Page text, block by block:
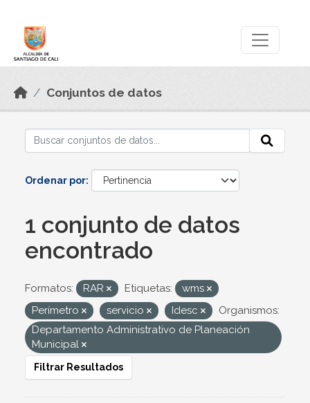
Conjuntos de datos
Ordenar por
1 conjunto de datos
encontrado
Formatos: RAR Etiquetas:
wms
Perímetro
servicio Idesc
Organismos:
Departamento Administrativo de Planeación
Municipal
Filtrar Resultados